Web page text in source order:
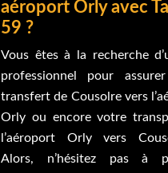
aéroport Orly avec
59 ?
Vous êtes à la recherche
professionnel pour
transfert de Cousolre vers
Orly ou encore votre
l’aéroport Orly vers
Alors, n’hésitez pas à